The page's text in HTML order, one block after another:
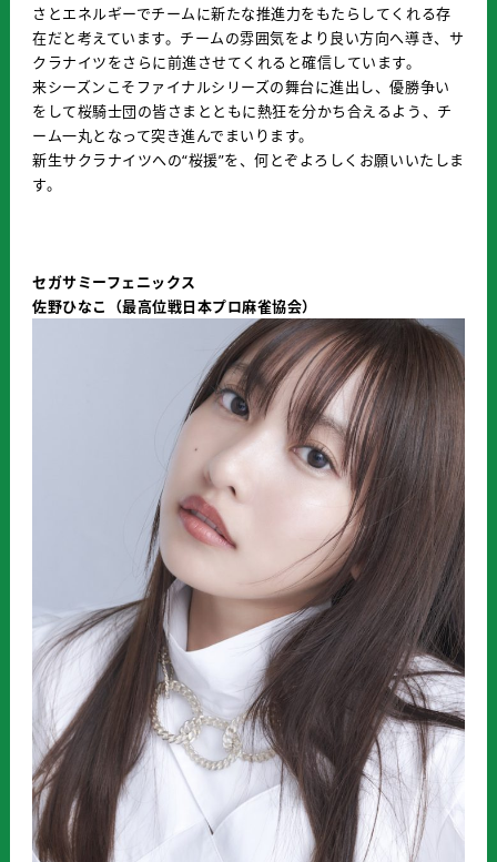
さとエネルギーでチームに新たな推進力をもたらしてくれる存
在だと考えています。チームの雰囲気をより良い方向へ導き、サ
クラナイツをさらに前進させてくれると確信しています。
来シーズンこそファイナルシリーズの舞台に進出し、優勝争い
をして桜騎士団の皆さまとともに熱狂を分かち合えるよう、チ
ーム一丸となって突き進んでまいります。
新生サクラナイツへの“桜援”を、何とぞよろしくお願いいたしま
す。
セガサミーフェニックス
佐野ひなこ（最高位戦日本プロ麻雀協会）